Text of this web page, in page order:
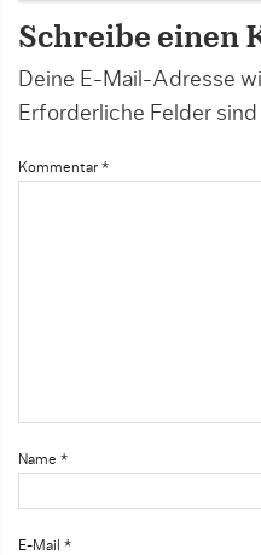
Schreibe einen
Deine E-Mail-Adresse
Erforderliche Felder
Kommentar *
Name *
E-Mail *